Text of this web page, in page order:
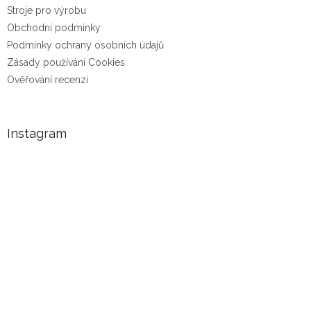
Stroje pro výrobu
Obchodní podmínky
Podmínky ochrany osobních údajů
Zásady používání Cookies
Ověřování recenzí
Instagram